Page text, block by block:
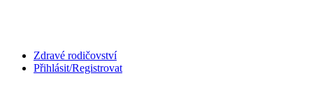
Zdravé rodičovství
Přihlásit/Registrovat